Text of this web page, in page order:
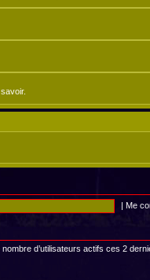
|Me
d’utilisateurs actifs ces 2